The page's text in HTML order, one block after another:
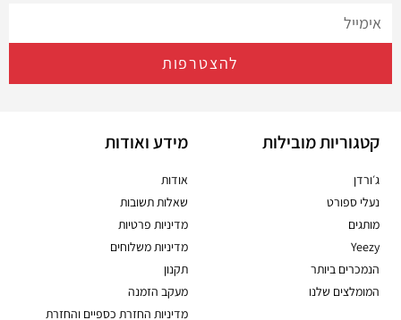
להצטרפות
קטגוריות מובילות
ג׳ורדן
נעלי ספורט
מותגים
Yeezy
הנמכרים ביותר
המומלצים שלנו
מידע ואודות
אודות
שאלות תשובות
מדיניות פרטיות
מדיניות משלוחים
תקנון
מעקב הזמנה
מדיניות החזרת כספיים והחזרת